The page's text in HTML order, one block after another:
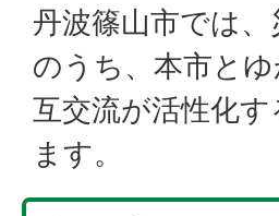
丹波篠山市では
のうち、本市と
互交流が活性化
ます。